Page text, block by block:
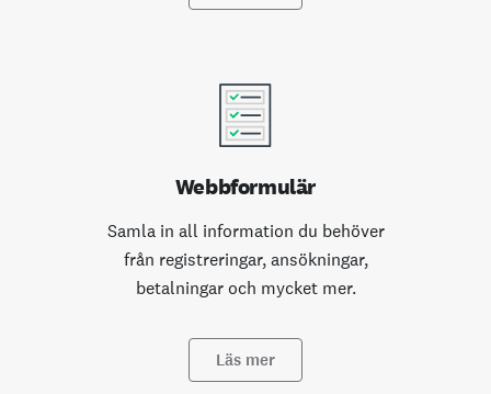
Webbformulär
Samla in all information du behöver
från registreringar, ansökningar,
betalningar och mycket mer.
Läs mer